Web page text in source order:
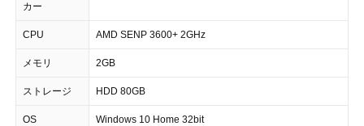
カー
CPU AMD SENP 3600+ 2GHz
メモリ 2GB
ストレージ HDD 80GB
OS Windows 10 Home 32bit